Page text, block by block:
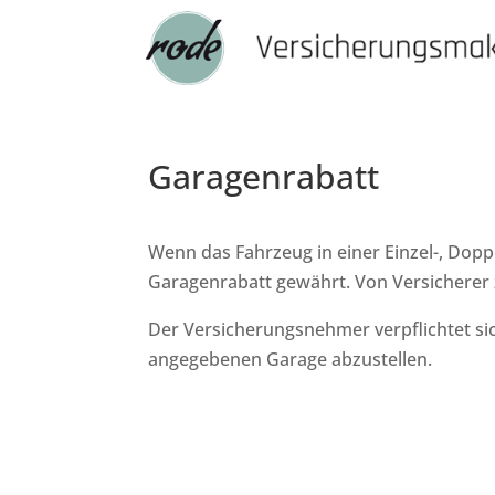
Garagenrabatt
Wenn das Fahrzeug in einer Einzel-,
Garagenrabatt gewährt. Von
Der Versicherungsnehmer verpflichtet
angegebenen Garage abzustellen.